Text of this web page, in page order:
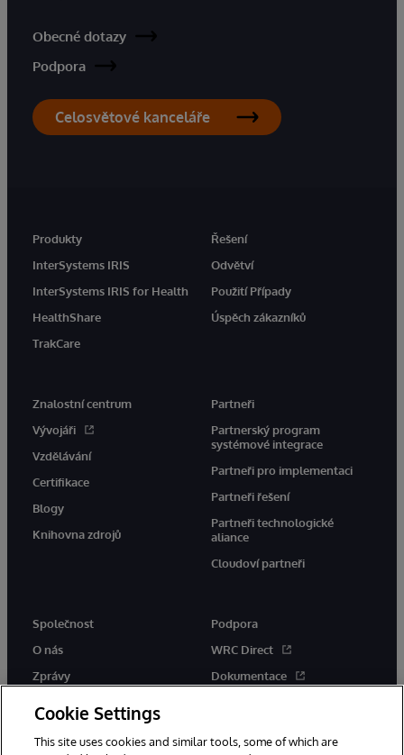
Obecné dotazy
Podpora
Celosvětové kanceláře
Produkty
InterSystems IRIS
InterSystems IRIS for Health
HealthShare
TrakCare
Řešení
Odvětví
Použití Případy
Úspěch zákazníků
Znalostní centrum
Vývojáři
Vzdělávání
Certifikace
Blogy
Knihovna zdrojů
Partneři
Partnerský program
systémové integrace
Partneři pro implementaci
Partneři řešení
Partneři technologické
aliance
Cloudoví partneři
Společnost
O nás
Zprávy
Podpora
WRC Direct
Dokumentace
Cookie Settings
This site uses cookies and similar tools, some of which are